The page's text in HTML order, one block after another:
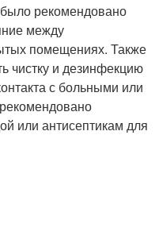
рекомендовано
между
помещениях. Также
чистку и дезинфекцию
с больными или
или антисептикам для